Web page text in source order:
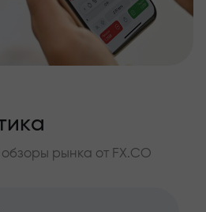
рынка от FX.CO